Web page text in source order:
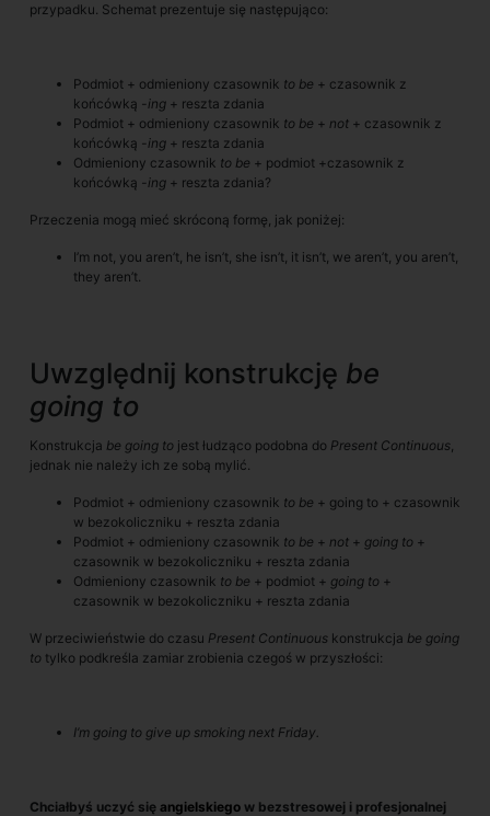
przypadku. Schemat prezentuje się następująco:
Podmiot + odmieniony czasownik to be + czasownik z
końcówką -ing + reszta zdania
Podmiot + odmieniony czasownik to be + not + czasownik z
końcówką -ing + reszta zdania
Odmieniony czasownik to be + podmiot +czasownik z
końcówką -ing + reszta zdania?
Przeczenia mogą mieć skróconą formę, jak poniżej:
I’m not, you aren’t, he isn’t, she isn’t, it isn’t, we aren’t, you aren’t,
they aren’t.
Uwzględnij konstrukcję be
going to
Konstrukcja be going to jest łudząco podobna do Present Continuous,
jednak nie należy ich ze sobą mylić.
Podmiot + odmieniony czasownik to be + going to + czasownik
w bezokoliczniku + reszta zdania
Podmiot + odmieniony czasownik to be + not + going to +
czasownik w bezokoliczniku + reszta zdania
Odmieniony czasownik to be + podmiot + going to +
czasownik w bezokoliczniku + reszta zdania
W przeciwieństwie do czasu Present Continuous konstrukcja be going
to tylko podkreśla zamiar zrobienia czegoś w przyszłości:
I’m going to give up smoking next Friday.
Chciałbyś uczyć się angielskiego w bezstresowej i profesjonalnej